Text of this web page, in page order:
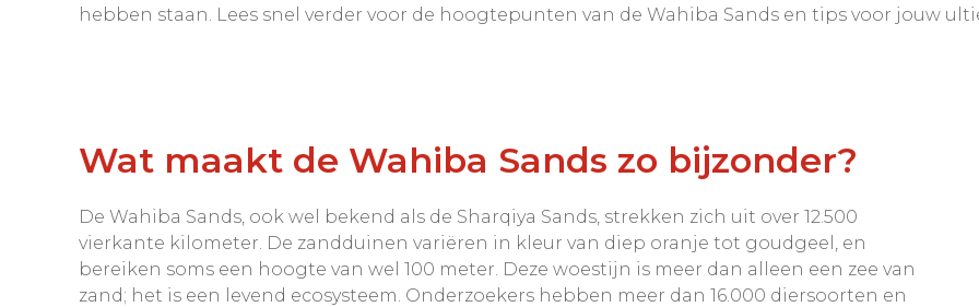
hebben staan. Lees snel verder voor de hoogtepunten van de Wahiba Sands en tips voor jouw
Wat maakt de Wahiba Sands zo bijzonder?
De Wahiba Sands, ook wel bekend als de Sharqiya Sands, strekken zich uit over 12.500
vierkante kilometer. De zandduinen variëren in kleur van diep oranje tot goudgeel, en
bereiken soms een hoogte van wel 100 meter. Deze woestijn is meer dan alleen een zee van
zand; het is een levend ecosysteem. Onderzoekers hebben meer dan 16.000 diersoorten en